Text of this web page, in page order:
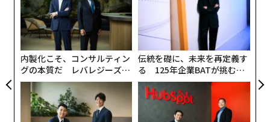
内製化こそ、コンサルティン
グの本質だ レバレジーズが
実践する、次世代ファームの
全貌
伝統を礎に、未来を再定義す
る 125年企業BATが挑むス
モークレスな未来